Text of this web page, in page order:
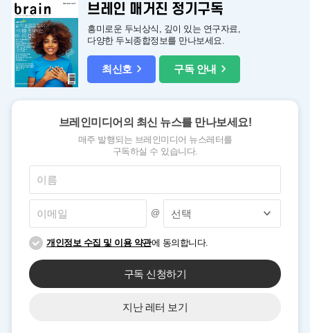
브레인 매거진 정기구독
흥미로운 두뇌상식, 깊이 있는 연구자료,
다양한 두뇌종합정보를 만나보세요.
최신호 구독 안내
브레인미디어의 최신 뉴스를 만나보세요!
매주 발행되는 브레인미디어 뉴스레터를
구독하실 수 있습니다.
@
개인정보 수집 및 이용 약관에 동의합니다.
구독 신청하기
지난 레터 보기